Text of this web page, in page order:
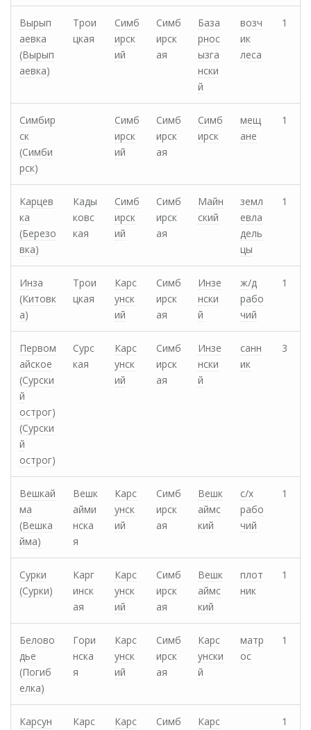
Вырып
аевка
(Вырып
аевка)
Трои
цкая
Симб
ирск
ий
Симб
ирск
ая
База
рнос
ызга
нски
й
возч
ик
леса
1
Симбир
ск
(Симби
рск)
Симб
ирск
ий
Симб
ирск
ая
Симб
ирск
мещ
ане
1
Карцев
ка
(Березо
вка)
Кады
ковс
кая
Симб
ирск
ий
Симб
ирск
ая
Майн
ский
земл
евла
дель
цы
1
Инза
(Китовк
а)
Трои
цкая
Карс
унск
ий
Симб
ирск
ая
Инзе
нски
й
ж/д
рабо
чий
1
Первом
айское
(Сурски
й
острог)
(Сурски
й
острог)
Сурс
кая
Карс
унск
ий
Симб
ирск
ая
Инзе
нски
й
санн
ик
3
Вешкай
ма
(Вешка
йма)
Вешк
айми
нска
я
Карс
унск
ий
Симб
ирск
ая
Вешк
аймс
кий
с/х
рабо
чий
1
Сурки
(Сурки)
Карг
инск
ая
Карс
унск
ий
Симб
ирск
ая
Вешк
аймс
кий
плот
ник
1
Белово
дье
(Погиб
елка)
Гори
нска
я
Карс
унск
ий
Симб
ирск
ая
Карс
унски
й
матр
ос
1
Карсун
Карс
Карс
Симб
Карс
1